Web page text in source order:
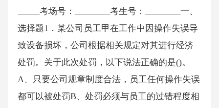
_____考场号：________考生号：________一、
选择题1．某公司员工甲在工作中因操作失误导
致设备损坏，公司根据相关规定对其进行经济
处罚。关于此次处罚，以下说法正确的是()。
A、只要公司规章制度合法，员工任何操作失误
都可以被处罚B、处罚必须与员工的过错程度相